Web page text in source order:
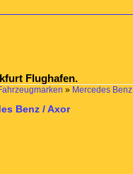
Flughafen.
» Mercedes Benz
Benz / Axor